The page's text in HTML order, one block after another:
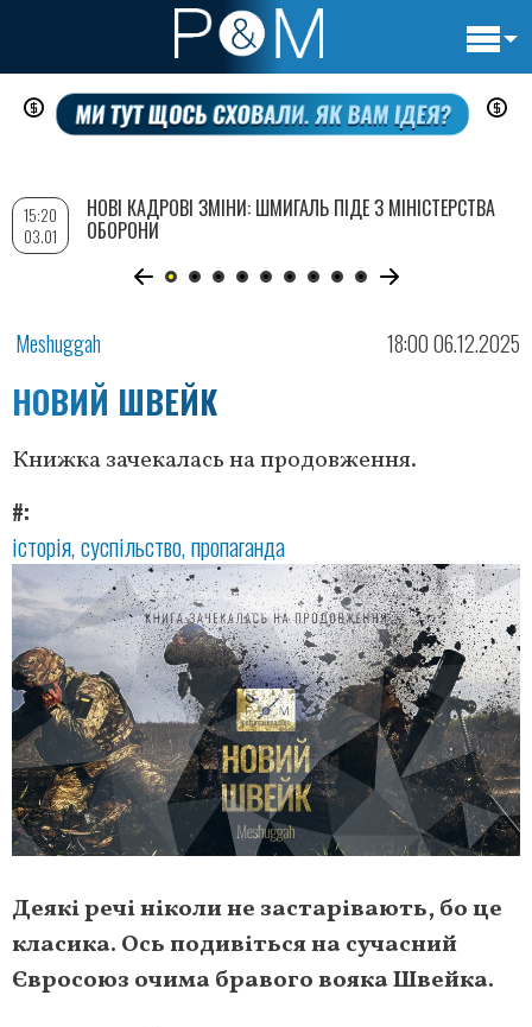
Перейти
до
вмісту
Meshuggah 18:00 06.12.2025
НОВИЙ ШВЕЙК
Книжка зачекалась на продовження.
#
історія суспільство пропаганда
Деякі речі ніколи не застарівають, бо це
класика. Ось подивіться на сучасний
Євросоюз очима бравого вояка Швейка.
15:20
03.01
НОВІ КАДРОВІ ЗМІНИ: ШМИГАЛЬ ПІДЕ З МІНІСТЕРСТВА
ОБОРОНИ